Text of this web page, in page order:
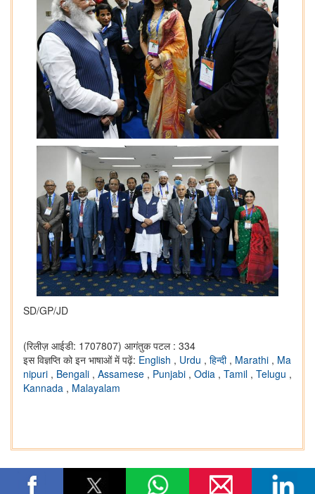
SD/GP/JD
(रिलीज़ आईडी: 1707807) आगंतुक पटल : 334
इस विज्ञप्ति को इन भाषाओं में पढ़ें: English , Urdu , हिन्दी , Marathi , Ma
nipuri , Bengali , Assamese , Punjabi , Odia , Tamil , Telugu ,
Kannada , Malayalam